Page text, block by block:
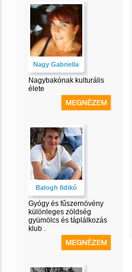
Nagy Gabriella
Nagybakónak kulturális
élete
Balogh Ildikó
Gyógy és fűszernövény
különleges zöldség
gyümölcs és táplálkozás
klub .